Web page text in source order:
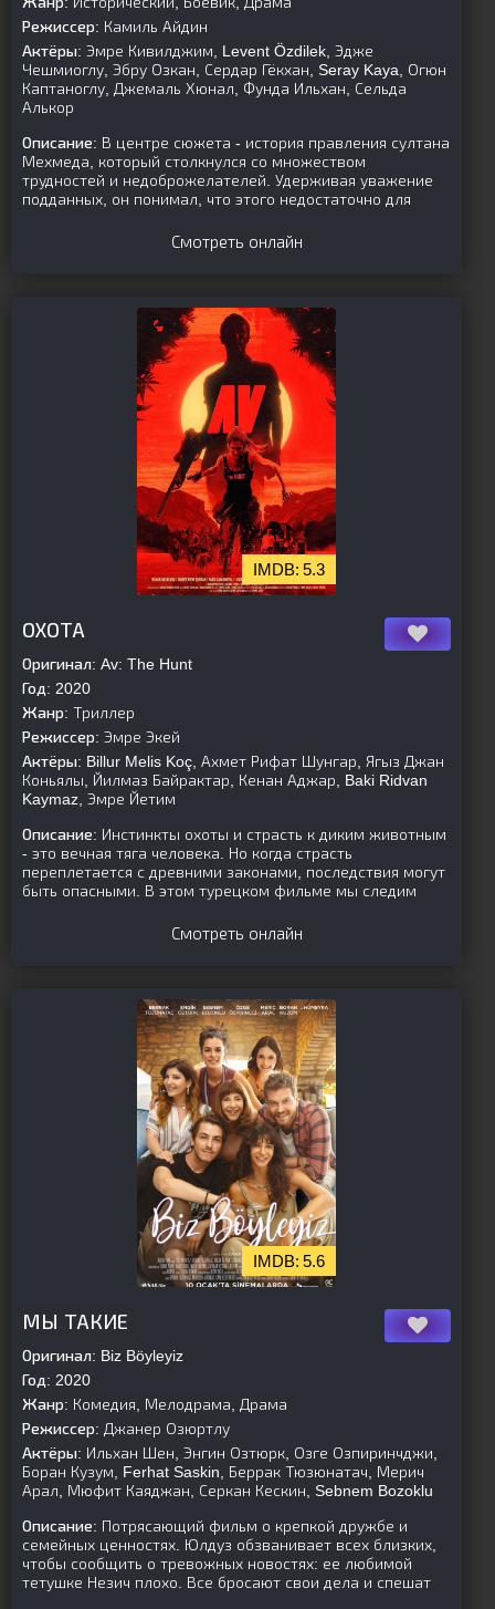
Режиссер: Камиль Айдин
Актёры: Эмре Кивилджим, Levent Özdilek, Эдже
Чешмиоглу, Эбру Озкан, Сердар Гёкхан, Seray Kaya, Огюн
Каптаноглу, Джемаль Хюнал, Фунда Ильхан, Сельда
Алькор
Описание: В центре сюжета - история правления султана
Мехмеда, который столкнулся со множеством
трудностей и недоброжелателей. Удерживая уважение
подданных, он понимал, что этого недостаточно для
Смотреть онлайн
5.3
ОХОТА
Оригинал: Av: The Hunt
Год: 2020
Жанр: Триллер
Режиссер: Эмре Экей
Актёры: Billur Melis Koç, Ахмет Рифат Шунгар, Ягыз Джан
Коньялы, Йилмаз Байрактар, Кенан Аджар, Baki Ridvan
Kaymaz, Эмре Йетим
Описание: Инстинкты охоты и страсть к диким животным
- это вечная тяга человека. Но когда страсть
переплетается с древними законами, последствия могут
быть опасными. В этом турецком фильме мы следим
Смотреть онлайн
5.6
МЫ ТАКИЕ
Оригинал: Biz Böyleyiz
Год: 2020
Жанр: Комедия, Мелодрама, Драма
Режиссер: Джанер Озюртлу
Актёры: Ильхан Шен, Энгин Озтюрк, Озге Озпиринчджи,
Боран Кузум, Ferhat Saskin, Беррак Тюзюнатач, Мерич
Арал, Мюфит Каяджан, Серкан Кескин, Sebnem Bozoklu
Описание: Потрясающий фильм о крепкой дружбе и
семейных ценностях. Юлдуз обзванивает всех близких,
чтобы сообщить о тревожных новостях: ее любимой
тетушке Незич плохо. Все бросают свои дела и спешат